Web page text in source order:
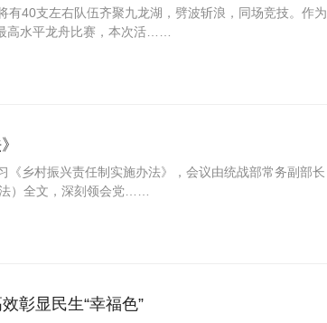
40支左右队伍齐聚九龙湖，劈波斩浪，同场竞技。作为
高水平龙舟比赛，本次活……
乡村振兴责任制实施办法》，会议由统战部常务副部长
）全文，深刻领会党……
彰显民生“幸福色”